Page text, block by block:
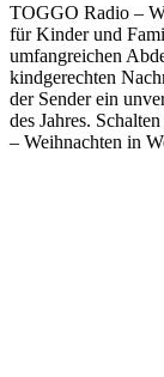
TOGGO Radio –
für Kinder und
umfangreichen
kindgerechten
der Sender ein
des Jahres.
– Weihnachten in